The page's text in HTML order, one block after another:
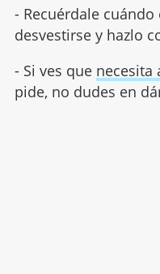
- Recuérdale
desvestirse y hazlo
- Si ves que necesita
pide, no dudes en